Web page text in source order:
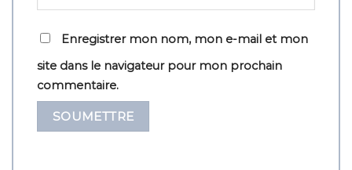
Enregistrer mon nom, mon e-mail et mon
site dans le navigateur pour mon prochain
commentaire.